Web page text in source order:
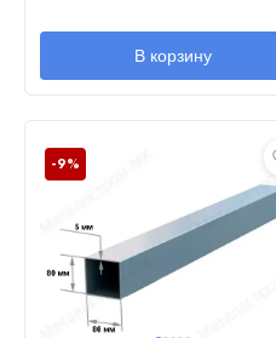
В корзину
-9%